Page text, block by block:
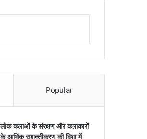
Popular
लोक कलाओं के संरक्षण और कलाकारों
के आर्थिक सशक्तीकरण की दिशा में